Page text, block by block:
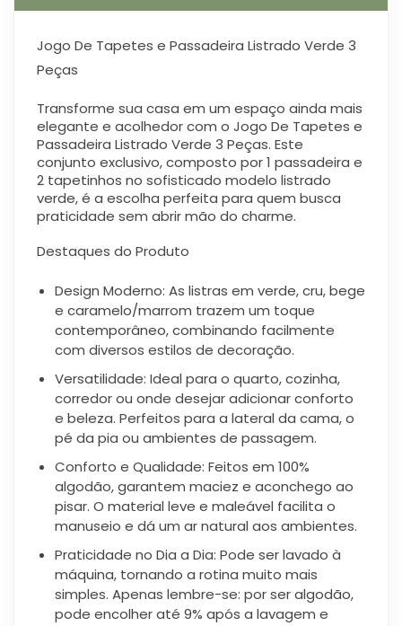
Jogo De Tapetes e Passadeira Listrado Verde 3
Peças
Transforme sua casa em um espaço ainda mais
elegante e acolhedor com o Jogo De Tapetes e
Passadeira Listrado Verde 3 Peças. Este
conjunto exclusivo, composto por 1 passadeira e
2 tapetinhos no sofisticado modelo listrado
verde, é a escolha perfeita para quem busca
praticidade sem abrir mão do charme.
Destaques do Produto
Design Moderno: As listras em verde, cru, bege
e caramelo/marrom trazem um toque
contemporâneo, combinando facilmente
com diversos estilos de decoração.
Versatilidade: Ideal para o quarto, cozinha,
corredor ou onde desejar adicionar conforto
e beleza. Perfeitos para a lateral da cama, o
pé da pia ou ambientes de passagem.
Conforto e Qualidade: Feitos em 100%
algodão, garantem maciez e aconchego ao
pisar. O material leve e maleável facilita o
manuseio e dá um ar natural aos ambientes.
Praticidade no Dia a Dia: Pode ser lavado à
máquina, tornando a rotina muito mais
simples. Apenas lembre-se: por ser algodão,
pode encolher até 9% após a lavagem e